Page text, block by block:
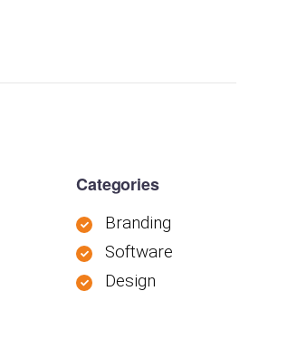
Categories
Branding
Software
Design